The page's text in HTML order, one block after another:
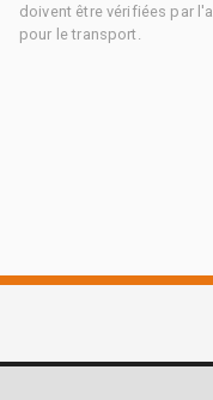
doivent être vérifiées par
pour le transport.